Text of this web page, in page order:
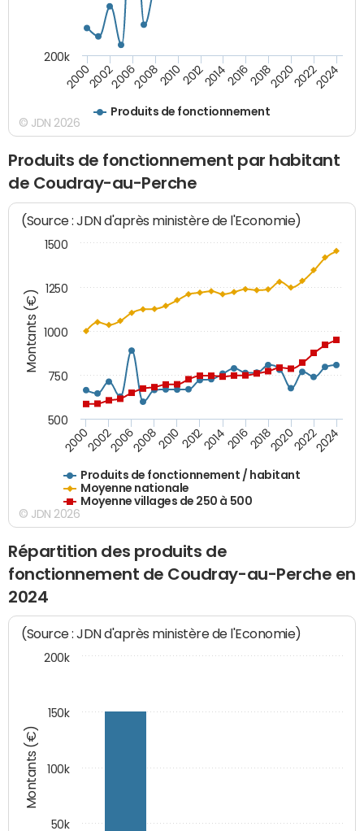
Produits de fonctionnement
200020022006200820102012201420162018202020222024
200k
© JDN 2026
Produits de fonctionnement par habitant
de Coudray-au-Perche
Montants (€)
(Source : JDN d'après ministère de l'Economie)
Produits de fonctionnement / habitant
Moyenne nationale
Moyenne villages de 250 à 500
200020022006200820102012201420162018202020222024
500
750
1000
1250
1500
© JDN 2026
Répartition des produits de
fonctionnement de Coudray-au-Perche en
2024
Montants (€)
(Source : JDN d'après ministère de l'Economie)
50k
100k
150k
200k